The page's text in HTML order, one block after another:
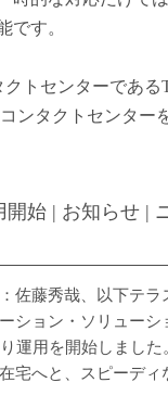
です。
トセンターである
ンタクトセンター
始 | お知らせ |
佐藤秀哉、以下テラ
ション・ソリューシ
運用を開始しまし
宅へと、スピーディ